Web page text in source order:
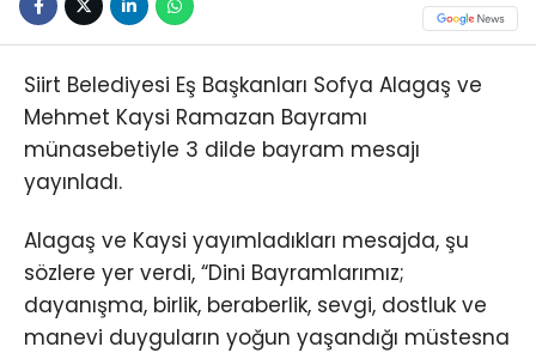
Siirt Belediyesi Eş Başkanları Sofya Alagaş ve
Mehmet Kaysi Ramazan Bayramı
münasebetiyle 3 dilde bayram mesajı
yayınladı.
Alagaş ve Kaysi yayımladıkları mesajda, şu
sözlere yer verdi, “Dini Bayramlarımız;
dayanışma, birlik, beraberlik, sevgi, dostluk ve
manevi duyguların yoğun yaşandığı müstesna